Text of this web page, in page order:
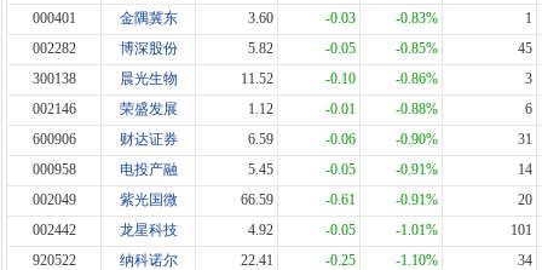
000401
金隅冀东 3.60 -0.03 -0.83%
1
002282
博深股份 5.82 -0.05 -0.85%
45
300138
晨光生物 11.52 -0.10 -0.86%
3
002146
荣盛发展 1.12 -0.01 -0.88%
6
600906
财达证券 6.59 -0.06 -0.90%
31
000958
电投产融 5.45 -0.05 -0.91%
14
002049
紫光国微 66.59 -0.61 -0.91%
20
002442
龙星科技 4.92 -0.05 -1.01%
101
920522
纳科诺尔 22.41 -0.25 -1.10%
34